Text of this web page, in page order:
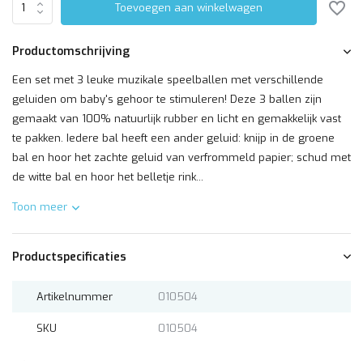
Toevoegen aan winkelwagen
Productomschrijving
Een set met 3 leuke muzikale speelballen met verschillende
geluiden om baby's gehoor te stimuleren! Deze 3 ballen zijn
gemaakt van 100% natuurlijk rubber en licht en gemakkelijk vast
te pakken. Iedere bal heeft een ander geluid: knijp in de groene
bal en hoor het zachte geluid van verfrommeld papier; schud met
de witte bal en hoor het belletje rink...
Toon meer
Productspecificaties
Artikelnummer 010504
SKU 010504